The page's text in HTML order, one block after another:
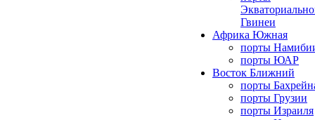
Гвинеи
Африка Южная
порты
порты ЮАР
Восток Ближний
порты
порты Грузии
порты Израиля